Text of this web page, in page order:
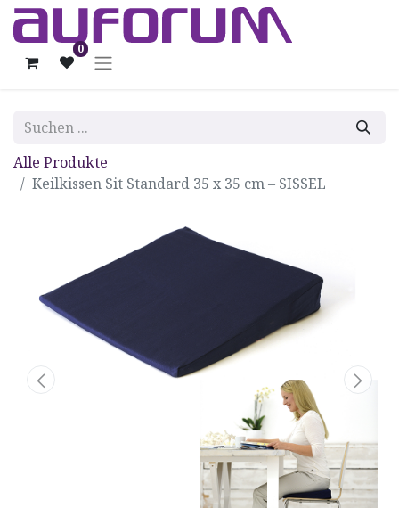
0
Alle Produkte
Keilkissen Sit Standard 35 x 35 cm – SISSEL